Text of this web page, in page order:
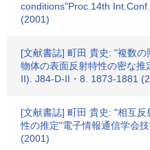
conditions"Proc.14th
(2001)
[文献書誌] 町田 貴史: "複数
物体の表面反射特性の密な
II). J84-D-II・8. 1873-1881
[文献書誌] 町田 貴史: "相互
性の推定"電子情報通信学会
(2001)